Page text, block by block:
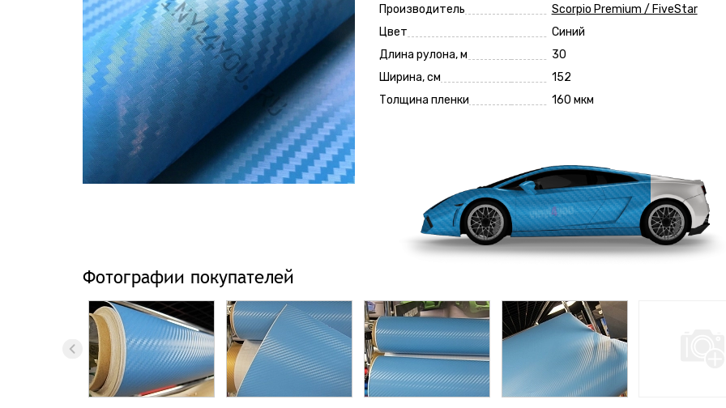
Производитель
Scorpio Premium / FiveStar
Цвет
Синий
Длина рулона, м
30
Ширина, см
152
Толщина пленки
160 мкм
Фотографии покупателей